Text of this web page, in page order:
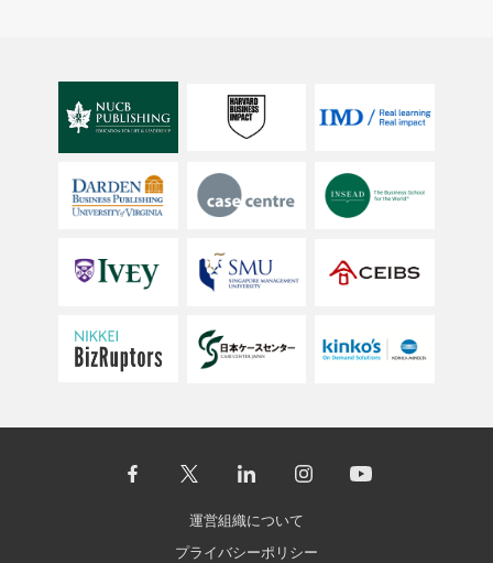
運営組織について
プライバシーポリシー